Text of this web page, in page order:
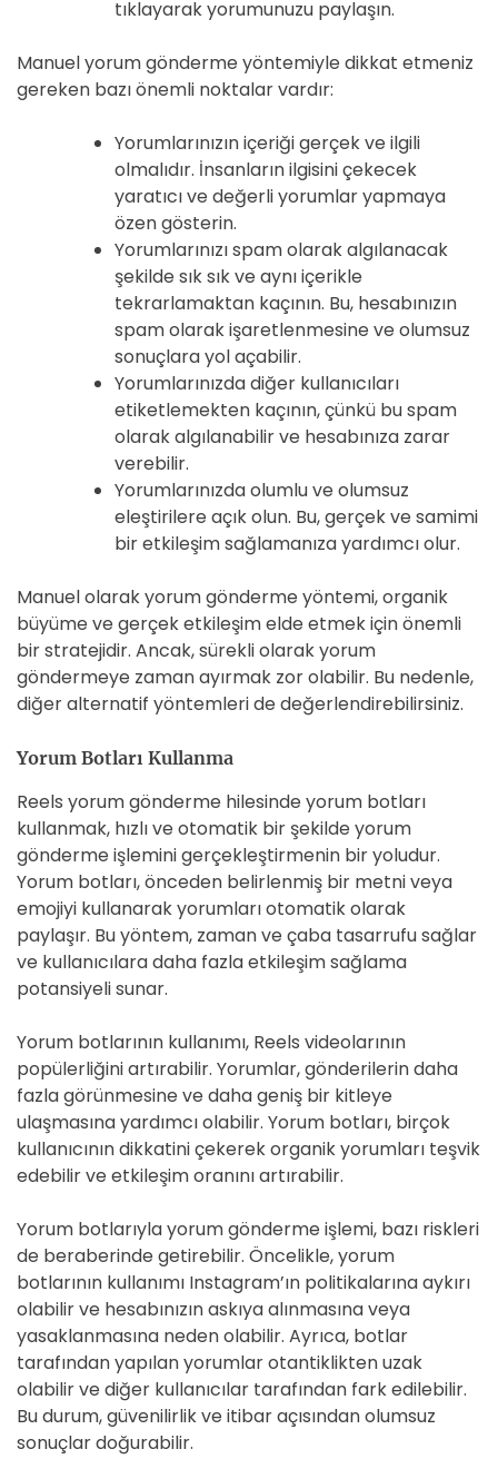
tıklayarak yorumunuzu paylaşın.
Manuel yorum gönderme yöntemiyle dikkat etmeniz
gereken bazı önemli noktalar vardır:
Yorumlarınızın içeriği gerçek ve ilgili
olmalıdır. İnsanların ilgisini çekecek
yaratıcı ve değerli yorumlar yapmaya
özen gösterin.
Yorumlarınızı spam olarak algılanacak
şekilde sık sık ve aynı içerikle
tekrarlamaktan kaçının. Bu, hesabınızın
spam olarak işaretlenmesine ve olumsuz
sonuçlara yol açabilir.
Yorumlarınızda diğer kullanıcıları
etiketlemekten kaçının, çünkü bu spam
olarak algılanabilir ve hesabınıza zarar
verebilir.
Yorumlarınızda olumlu ve olumsuz
eleştirilere açık olun. Bu, gerçek ve samimi
bir etkileşim sağlamanıza yardımcı olur.
Manuel olarak yorum gönderme yöntemi, organik
büyüme ve gerçek etkileşim elde etmek için önemli
bir stratejidir. Ancak, sürekli olarak yorum
göndermeye zaman ayırmak zor olabilir. Bu nedenle,
diğer alternatif yöntemleri de değerlendirebilirsiniz.
Yorum Botları Kullanma
Reels yorum gönderme hilesinde yorum botları
kullanmak, hızlı ve otomatik bir şekilde yorum
gönderme işlemini gerçekleştirmenin bir yoludur.
Yorum botları, önceden belirlenmiş bir metni veya
emojiyi kullanarak yorumları otomatik olarak
paylaşır. Bu yöntem, zaman ve çaba tasarrufu sağlar
ve kullanıcılara daha fazla etkileşim sağlama
potansiyeli sunar.
Yorum botlarının kullanımı, Reels videolarının
popülerliğini artırabilir. Yorumlar, gönderilerin daha
fazla görünmesine ve daha geniş bir kitleye
ulaşmasına yardımcı olabilir. Yorum botları, birçok
kullanıcının dikkatini çekerek organik yorumları teşvik
edebilir ve etkileşim oranını artırabilir.
Yorum botlarıyla yorum gönderme işlemi, bazı riskleri
de beraberinde getirebilir. Öncelikle, yorum
botlarının kullanımı Instagram’ın politikalarına aykırı
olabilir ve hesabınızın askıya alınmasına veya
yasaklanmasına neden olabilir. Ayrıca, botlar
tarafından yapılan yorumlar otantiklikten uzak
olabilir ve diğer kullanıcılar tarafından fark edilebilir.
Bu durum, güvenilirlik ve itibar açısından olumsuz
sonuçlar doğurabilir.